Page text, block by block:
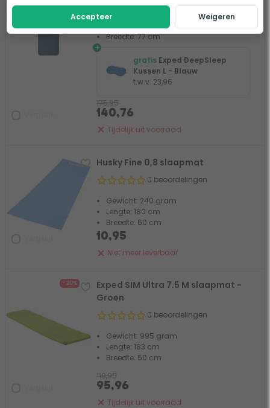
Gewicht: 2615 gram
Breedte: 77 cm
+
gratis Exped DeepSleep
Kussen L - Blauw
t.w.v. 23,96
Tijdelijk uit voorraad
175,95
140,76
Husky Fine 0,8 slaapmat
0 beoordelingen
Gewicht: 240 gram
Lengte: 180 cm
Breedte: 60 cm
Niet meer leverbaar
10,95
- 20%
Exped SIM Ultra 7.5 M slaapmat -
Groen
0 beoordelingen
Gewicht: 995 gram
Lengte: 183 cm
Breedte: 50 cm
Tijdelijk uit voorraad
119,95
95,96
Accepteer Weigeren